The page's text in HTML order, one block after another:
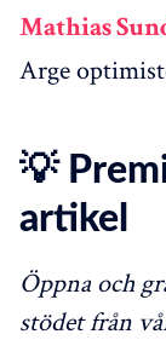
Mathias
Arge
💡
artikel
Öppna och
stödet från